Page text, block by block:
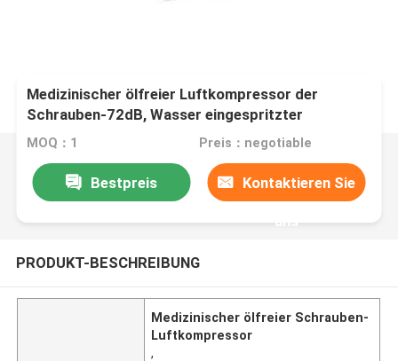
Medizinischer ölfreier Luftkompressor der
Schrauben-72dB, Wasser eingespritzter
Kompressor der Schrauben-IP55
MOQ：1 Preis：negotiable
Bestpreis Kontaktieren Sie
uns
PRODUKT-BESCHREIBUNG
Medizinischer ölfreier Schrauben-
Luftkompressor
,